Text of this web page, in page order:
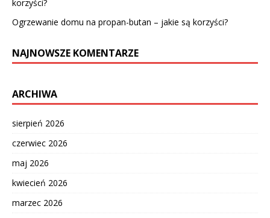
korzyści?
Ogrzewanie domu na propan-butan – jakie są korzyści?
NAJNOWSZE KOMENTARZE
ARCHIWA
sierpień 2026
czerwiec 2026
maj 2026
kwiecień 2026
marzec 2026